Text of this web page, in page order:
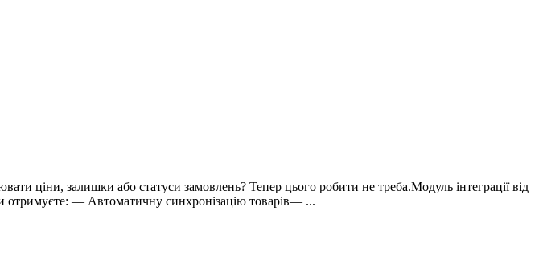
ціни, залишки або статуси замовлень? Тепер цього робити не треба.Модуль інтеграції від
— Автоматичну синхронізацію товарів— ...